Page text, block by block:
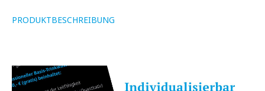
PRODUKTBESCHREIBUNG